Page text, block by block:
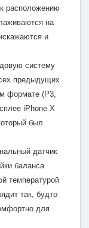
расположению
на
и
систему
предыдущих
формате (P3,
iPhone X
был
датчик
баланса
температурой
так, будто
для